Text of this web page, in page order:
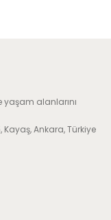
yaşam alanlarını
Kayaş, Ankara, Türkiye